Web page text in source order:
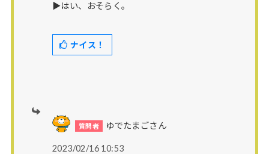
▶はい、おそらく。
ナイス！
ゆでたまごさん
2023/02/16 10:53